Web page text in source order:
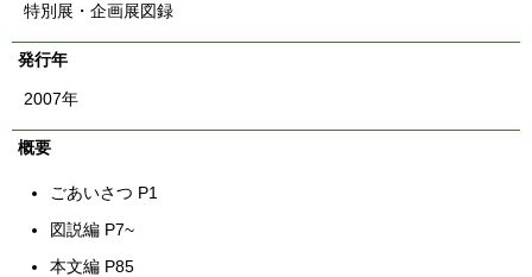
简体中文
特別展・企画展図録
発行年
2007年
概要
ごあいさつ P1
図説編 P7~
本文編 P85